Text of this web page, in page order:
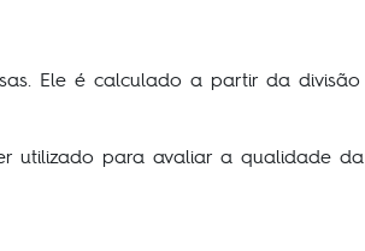
Ele é calculado a partir da divisão
utilizado para avaliar a qualidade da